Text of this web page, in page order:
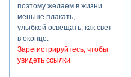
поэтому желаем в жизни
меньше плакать,
улыбкой освещать, как свет
в оконце.
Зарегистрируйтесь, чтобы
увидеть ссылки